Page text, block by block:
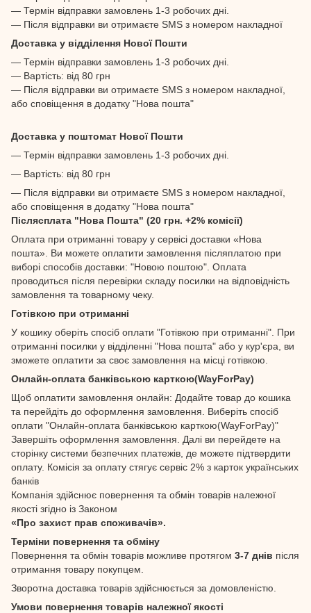
— Термін відправки замовлень 1-3 робочих дні.
— Після відправки ви отримаєте SMS з номером накладної
Доставка у відділення Нової Пошти
— Термін відправки замовлень 1-3 робочих дні.
— Вартість: від 80 грн
— Після відправки ви отримаєте SMS з номером накладної,
або сповіщення в додатку "Нова пошта"
Доставка у поштомат Нової Пошти
— Термін відправки замовлень 1-3 робочих дні.
— Вартість: від 80 грн
— Після відправки ви отримаєте SMS з номером накладної,
або сповіщення в додатку "Нова пошта"
Післясплата "Нова Пошта" (20 грн. +2% комісії)
Оплата при отриманні товару у сервісі доставки «Нова
пошта». Ви можете оплатити замовлення післяплатою при
виборі способів доставки: "Новою поштою". Оплата
проводиться після перевірки складу посилки на відповідність
замовлення та товарному чеку.
Готівкою при отриманні
У кошику оберіть спосіб оплати "Готівкою при отриманні". При
отриманні посилки у відділенні "Нова пошта" або у кур'єра, ви
зможете оплатити за своє замовлення на місці готівкою.
Онлайн-оплата банківською карткою(WayForPay)
Щоб оплатити замовлення онлайн: Додайте товар до кошика
та перейдіть до оформлення замовлення. Виберіть спосіб
оплати "Онлайн-оплата банківською карткою(WayForPay)"
Завершіть оформлення замовлення. Далі ви перейдете на
сторінку системи безпечних платежів, де можете підтвердити
оплату. Комісія за оплату стягує сервіс 2% з карток українських
банків
Компанія здійснює повернення та обмін товарів належної
якості згідно із Законом
«Про захист прав споживачів».
Терміни повернення та обміну
Повернення та обмін товарів можливе протягом 3-7 днів після
отримання товару покупцем.
Зворотна доставка товарів здійснюється за домовленістю.
Умови повернення товарів належної якості